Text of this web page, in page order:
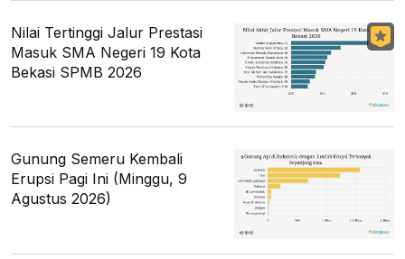
Nilai Tertinggi Jalur Prestasi
Masuk SMA Negeri 19 Kota
Bekasi SPMB 2026
Gunung Semeru Kembali
Erupsi Pagi Ini (Minggu, 9
Agustus 2026)